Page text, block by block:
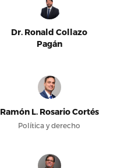
Dr. Ronald Collazo
Pagán
Ramón L. Rosario Cortés
Política y derecho